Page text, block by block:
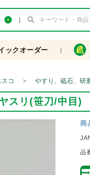
ックオーダー
スコ ＞ やすり、砥石、研
スリ(笹刀/中目)
商
品